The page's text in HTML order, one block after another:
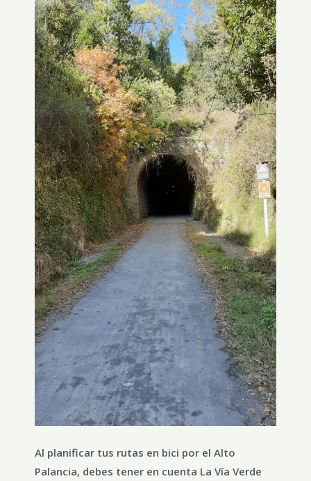
Al planificar tus rutas en bici por el Alto
Palancia, debes tener en cuenta La Vía Verde